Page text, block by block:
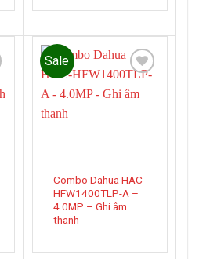
Sale
wishlist
Combo Dahua HAC-
HFW1400TLP-A –
4.0MP – Ghi âm
thanh